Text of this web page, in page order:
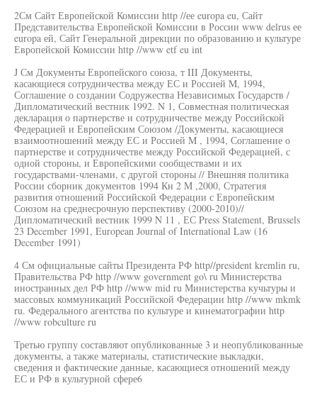
2См Сайт Европейской Комиссии http //ее europa eu, Сайт
Представительства Европейской Комиссии в России www delrus ее
europa ей, Сайт Генеральной дирекции по образованию и культуре
Европейской Комиссии http //www etf eu int
J См Документы Европейского союза, т III Документы,
касающиеся сотрудничества между ЕС и Россией M, 1994,
Соглашение о создании Содружества Независимых Государств /
Дипломатический вестник 1992. N 1, Совместная политическая
декларация о партнерстве и сотрудничестве между Российской
Федерацией и Европейским Союзом /Документы, касающиеся
взаимоотношений между ЕС и Россией M , 1994, Соглашение о
партнерстве и сотрудничестве между Российской Федерацией, с
одной стороны, и Европейскими сообществами и их
государствами-членами, с другой стороны // Внешняя политика
России сборник документов 1994 Кн 2 M ,2000, Стратегия
развития отношений Российской Федерации с Европейским
Союзом на среднесрочную перспективу (2000-2010)//
Дипломатический вестник 1999 N 11 , ЕС Press Statement, Brussels
23 December 1991, European Journal of International Law (16
December 1991)
4 См официальные сайты Президента РФ http//president kremlin ru,
Правительства РФ http //www government go\ ru Министерства
иностранных дел РФ http //www mid ru Министерства кучьтуры и
массовых коммуникаций Российской Федерации http //www mkmk
ru. Федерального агентства по культуре и кинематографии http
//www robculture ru
Третью группу составляют опубликованные 3 и неопубликованные
документы, а также материалы, статистические выкладки,
сведения и фактические данные, касающиеся отношений между
ЕС и РФ в культурной сфере6